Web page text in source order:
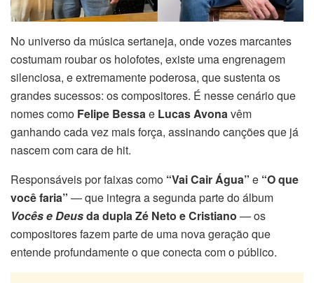
No universo da música sertaneja, onde vozes marcantes
costumam roubar os holofotes, existe uma engrenagem
silenciosa, e extremamente poderosa, que sustenta os
grandes sucessos: os compositores. É nesse cenário que
nomes como Felipe Bessa e Lucas Avona vêm
ganhando cada vez mais força, assinando canções que já
nascem com cara de hit.
Responsáveis por faixas como “Vai Cair Água” e “O que
você faria” — que integra a segunda parte do álbum
Vocês e Deusda dupla Zé Neto e Cristiano — os
compositores fazem parte de uma nova geração que
entende profundamente o que conecta com o público.